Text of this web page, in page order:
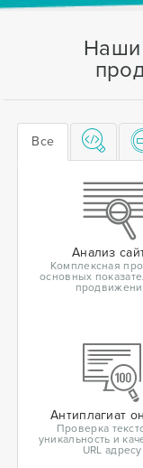
Наши
Все
Анализ
Комплексная
основных
Антиплагиат
Проверка
уникальность и
URL адресу